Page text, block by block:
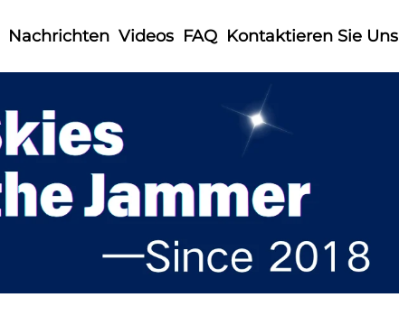
Nachrichten Videos FAQ Kontaktieren Sie Uns